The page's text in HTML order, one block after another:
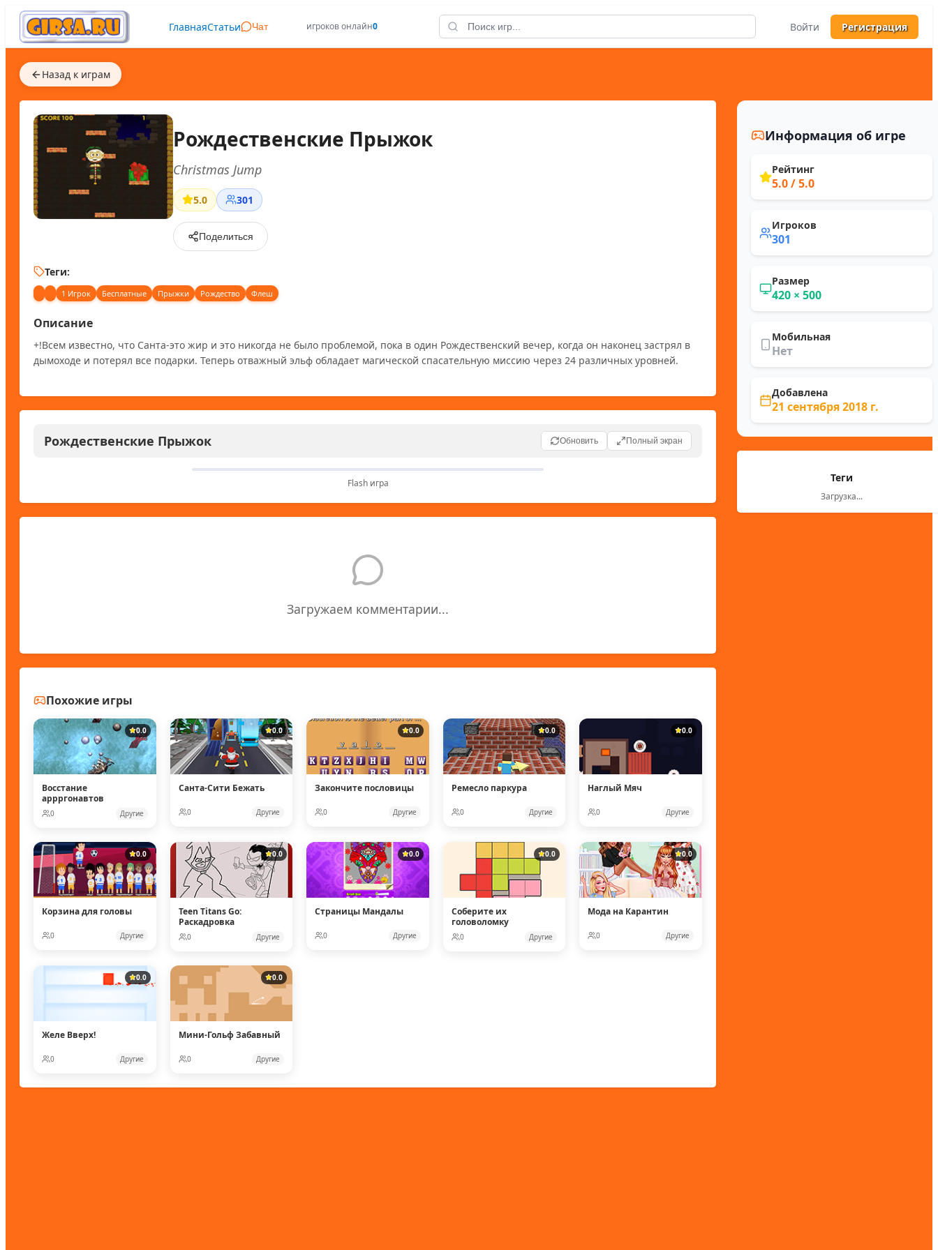
ГлавнаяСтатьи Чат игроков онлайн0 Войти Регистрация
Назад к играм
Рождественские Прыжок
Christmas Jump
5.0 301
Поделиться
Теги:
1 Игрок Бесплатные Прыжки Рождество Флеш
Описание
+!Всем известно, что Санта-это жир и это никогда не было проблемой, пока в один Рождественский вечер, когда он наконец застрял в
дымоходе и потерял все подарки. Теперь отважный эльф обладает магической спасательную миссию через 24 различных уровней.
Рождественские Прыжок Обновить Полный экран
Flash игра
Загружаем комментарии...
Похожие игры
0.0
Восстание
аррргонавтов
0 Другие
0.0
Санта-Сити Бежать
0 Другие
0.0
Закончите пословицы
0 Другие
0.0
Ремесло паркура
0 Другие
0.0
Наглый Мяч
0 Другие
0.0
Корзина для головы
0 Другие
0.0
Teen Titans Go:
Раскадровка
0 Другие
0.0
Страницы Мандалы
0 Другие
0.0
Соберите их
головоломку
0 Другие
0.0
Мода на Карантин
0 Другие
0.0
Желе Вверх!
0 Другие
0.0
Мини-Гольф Забавный
0 Другие
Информация об игре
Рейтинг
5.0/ 5.0
Игроков
301
Размер
420 × 500
Мобильная
Нет
Добавлена
21 сентября 2018 г.
Теги
Загрузка...